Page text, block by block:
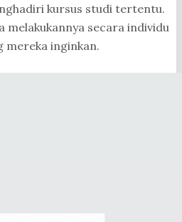
kursus studi tertentu.
melakukannya secara individu
mereka inginkan.